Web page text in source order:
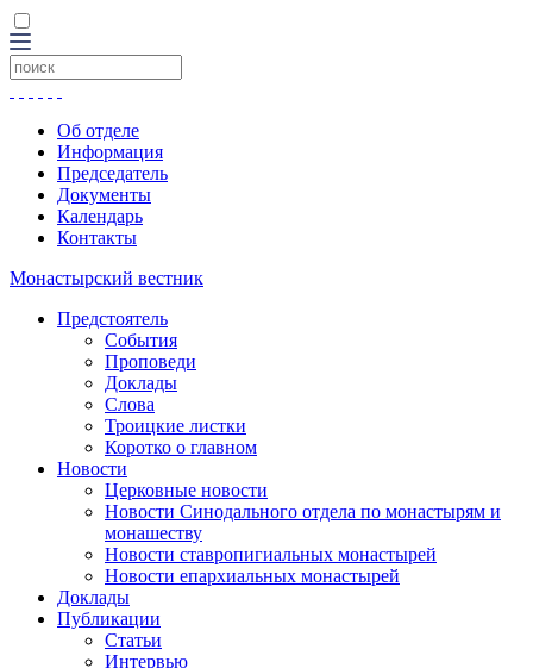
Об отделе
Информация
Председатель
Документы
Календарь
Контакты
Монастырский вестник
Предстоятель
События
Проповеди
Доклады
Слова
Троицкие листки
Коротко о главном
Новости
Церковные новости
Новости Синодального отдела по монастырям и
монашеству
Новости ставропигиальных монастырей
Новости епархиальных монастырей
Доклады
Публикации
Статьи
Интервью